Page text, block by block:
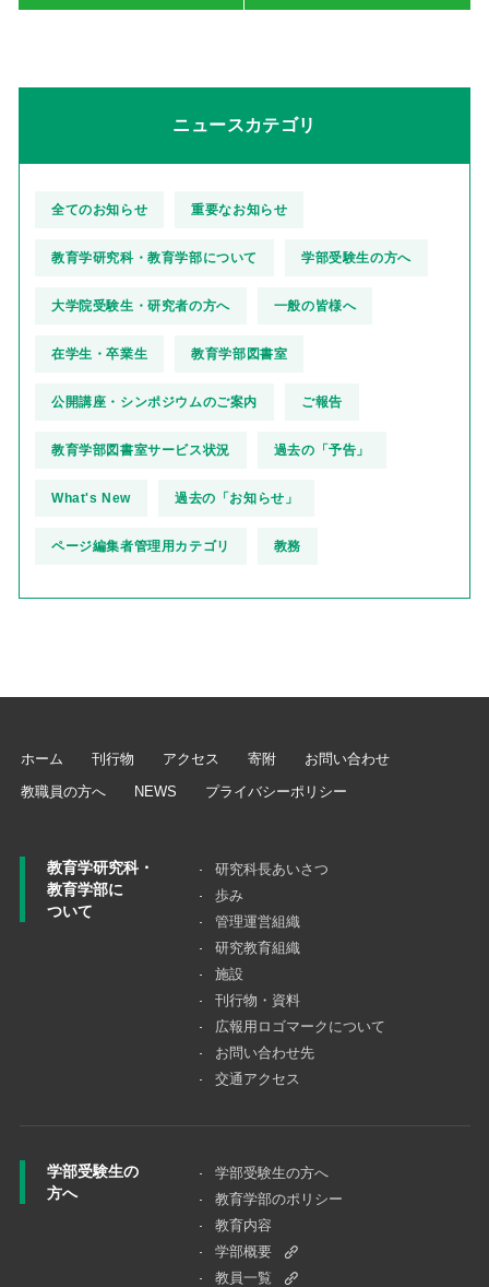
ニュースカテゴリ
全てのお知らせ 重要なお知らせ
教育学研究科・教育学部について 学部受験生の方へ
大学院受験生・研究者の方へ 一般の皆様へ
在学生・卒業生 教育学部図書室
公開講座・シンポジウムのご案内 ご報告
教育学部図書室サービス状況 過去の「予告」
What's New 過去の「お知らせ」
ページ編集者管理用カテゴリ 教務
ホーム 刊行物 アクセス 寄附
お問い合わせ
教職員の方へ
NEWS プライバシーポリシー
教育学研究科・
教育学部に
ついて
研究科長あいさつ
歩み
管理運営組織
研究教育組織
施設
刊行物・資料
広報用ロゴマークについて
お問い合わせ先
交通アクセス
学部受験生の
方へ
学部受験生の方へ
教育学部のポリシー
教育内容
学部概要
教員一覧